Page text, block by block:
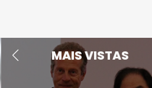
MAIS VISTAS